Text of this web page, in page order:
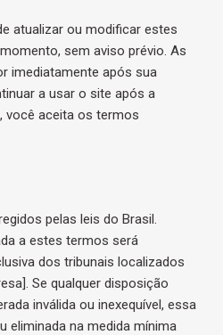
atualizar ou modificar estes
sem aviso prévio. As
imediatamente após sua
a usar o site após a
você aceita os termos
pelas leis do Brasil.
a estes termos será
dos tribunais localizados
Se qualquer disposição
inválida ou inexequível, essa
eliminada na medida mínima